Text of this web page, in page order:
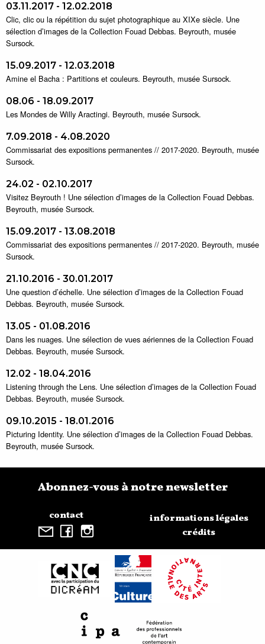
03.11.2017 - 12.02.2018
Clic, clic ou la répétition du sujet photographique au XIXe siècle. Une
sélection d’images de la Collection Fouad Debbas. Beyrouth, musée
Sursock.
15.09.2017 - 12.03.2018
Amine el Bacha : Partitions et couleurs. Beyrouth, musée Sursock.
08.06 - 18.09.2017
Les Mondes de Willy Aractingi. Beyrouth, musée Sursock.
7.09.2018 - 4.08.2020
Commissariat des expositions permanentes // 2017-2020. Beyrouth, musée
Sursock.
24.02 - 02.10.2017
Visitez Beyrouth ! Une sélection d’images de la Collection Fouad Debbas.
Beyrouth, musée Sursock.
15.09.2017 - 13.08.2018
Commissariat des expositions permanentes // 2017-2020. Beyrouth, musée
Sursock.
21.10.2016 - 30.01.2017
Une question d’échelle. Une sélection d’images de la Collection Fouad
Debbas. Beyrouth, musée Sursock.
13.05 - 01.08.2016
Dans les nuages. Une sélection de vues aériennes de la Collection Fouad
Debbas. Beyrouth, musée Sursock.
12.02 - 18.04.2016
Listening through the Lens. Une sélection d’images de la Collection Fouad
Debbas. Beyrouth, musée Sursock.
09.10.2015 - 18.01.2016
Picturing Identity. Une sélection d’images de la Collection Fouad Debbas.
Beyrouth, musée Sursock.
contact
Abonnez-vous à notre newsletter
informations légales
crédits